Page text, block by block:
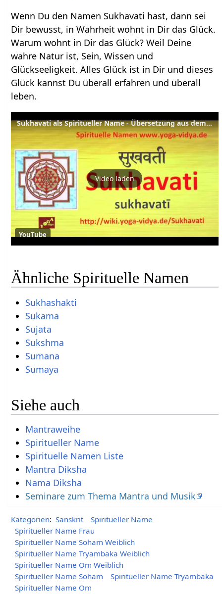
Wenn Du den Namen Sukhavati hast, dann sei
Dir bewusst, in Wahrheit wohnt in Dir das Glück.
Warum wohnt in Dir das Glück? Weil Deine
wahre Natur ist, Sein, Wissen und
Glückseeligkeit. Alles Glück ist in Dir und dieses
Glück kannst Du überall erfahren und überall
leben.
Sukhavati als Spiritueller Name - Übersetzung aus dem Sanskrit und Erläuterung
Video laden
YouTube
Ähnliche Spirituelle Namen
Sukhashakti
Sukama
Sujata
Sukshma
Sumana
Sumaya
Siehe auch
Mantraweihe
Spiritueller Name
Spirituelle Namen Liste
Mantra Diksha
Nama Diksha
Seminare zum Thema Mantra und Musik
Kategorien: Sanskrit
Spiritueller Name
Spiritueller Name Frau
Spiritueller Name Soham Weiblich
Spiritueller Name Tryambaka Weiblich
Spiritueller Name Om Weiblich
Spiritueller Name Soham
Spiritueller Name Tryambaka
Spiritueller Name Om